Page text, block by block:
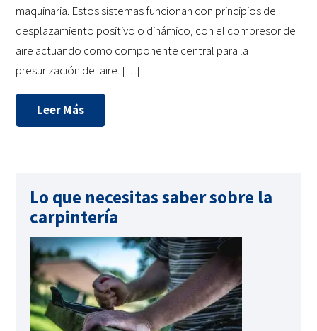
maquinaria. Estos sistemas funcionan con principios de
desplazamiento positivo o dinámico, con el compresor de
aire actuando como componente central para la
presurización del aire. […]
Leer Más
Lo que necesitas saber sobre la
carpintería